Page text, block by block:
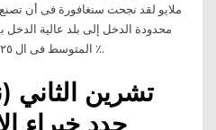
ملايو لقد نجحت سنغافورة فى أن تصنع
المتوسط فى ال ٢٥ عاما الأولى بعد الاستقلال نحو ٩٫٢ ٪.